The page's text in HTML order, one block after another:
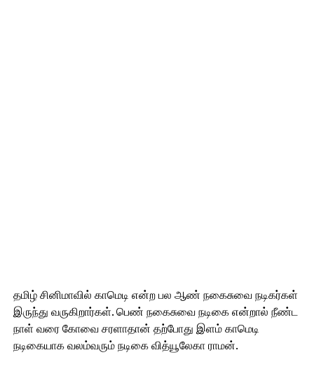
தமிழ் சினிமாவில் காமெடி என்ற பல ஆண் நகைசுவை நடிகர்கள்
இருந்து வருகிறார்கள். பெண் நகைசுவை நடிகை என்றால் நீண்ட
நாள் வரை கோவை சரளாதான் தற்போது இளம் காமெடி
நடிகையாக வலம்வரும் நடிகை வித்யூலேகா ராமன்.